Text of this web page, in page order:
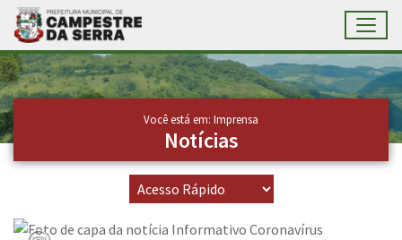
Ir para conteúdo principal
Conteúdo Principal
Você está em: Imprensa
Notícias